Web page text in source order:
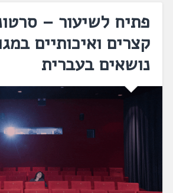
פתיח לשיעור –
קצרים ואיכותיים
נושאים בעברית